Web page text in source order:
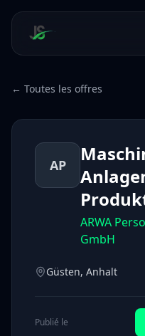
← Toutes les offres
AP
ARWA
GmbH
Güsten, Anhalt
Publié le